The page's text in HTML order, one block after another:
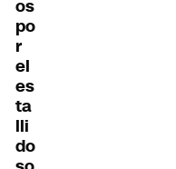
os
po
r
el
es
ta
lli
do